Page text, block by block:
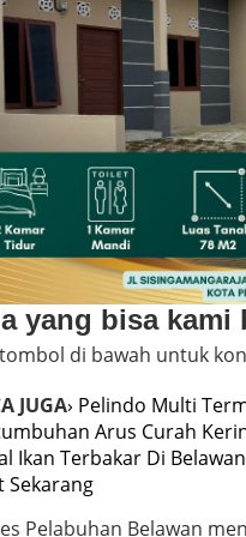
yang bisa kami
di bawah untuk
JUGA› Pelindo Multi
Arus Curah
Ikan Terbakar Di Belawan
Sekarang
Pelabuhan Belawan